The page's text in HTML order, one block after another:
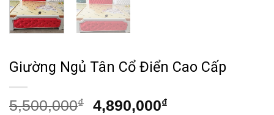
Giường Ngủ Tân Cổ Điển Cao Cấp
5,500,000₫
Giá
4,890,000₫Giá